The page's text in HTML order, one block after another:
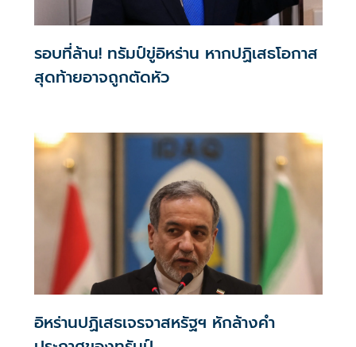
รอบที่ล้าน! ทรัมป์ขู่อิหร่าน หากปฏิเสธโอกาส
สุดท้ายอาจถูกตัดหัว
อิหร่านปฏิเสธเจรจาสหรัฐฯ หักล้างคำ